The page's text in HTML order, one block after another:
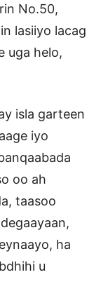
No.50,
lasiiyo lacag
uga helo,
isla garteen
iyo
oo ah
taasoo
ha
u